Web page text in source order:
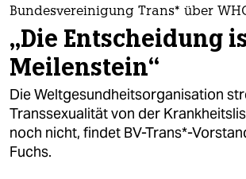
themen
politik
öko
gesellschaft
kultur
Bundesvereinigung Trans* über
„Die Entscheidung
Meilenstein“
Die Weltgesundheitsorganisation
Transsexualität von der
noch nicht, findet BV-Trans*-
Fuchs.